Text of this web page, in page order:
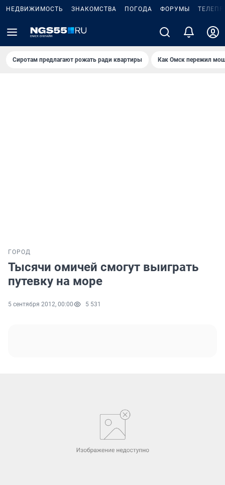
НЕДВИЖИМОСТЬ ЗНАКОМСТВА ПОГОДА ФОРУМЫ
Сиротам предлагают рожать ради квартиры Как Омск пережил
ГОРОД
Тысячи омичей смогут выиграть
путевку на море
5 сентября 2012, 00:00 5 531